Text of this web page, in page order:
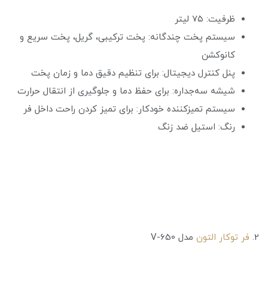
ظرفیت: ۷۵ لیتر
سیستم پخت چندگانه: پخت ترکیبی، گریل، پخت سریع و
کانوکشن
پنل کنترل دیجیتال: برای تنظیم دقیق دما و زمان پخت
شیشه سه‌جداره: برای حفظ دما و جلوگیری از انتقال حرارت
سیستم تمیزکننده خودکار: برای تمیز کردن راحت داخل فر
رنگ: استیل ضد زنگ
2. فر توکار التون مدل V-650